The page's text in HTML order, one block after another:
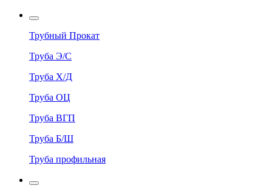
Трубный Прокат
Труба Э/С
Труба Х/Д
Труба ОЦ
Труба ВГП
Труба Б/Ш
Труба профильная